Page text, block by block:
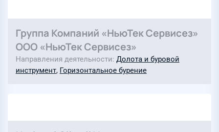
Группа Компаний «НьюТек Сервисез»
ООО «НьюТек Сервисез»
Направления деятельности Долота и буровой
инструмент, Горизонтальное бурение